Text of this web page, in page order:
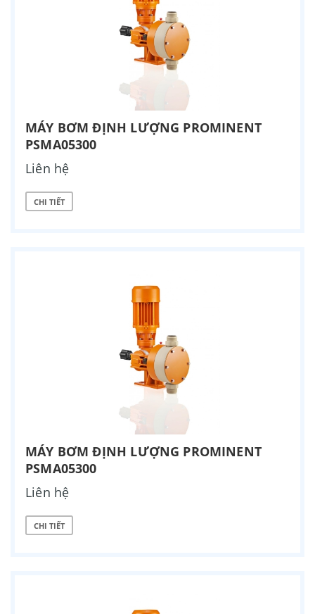
MÁY BƠM ĐỊNH LƯỢNG PROMINENT
PSMA05300
Liên hệ
CHI TIẾT
MÁY BƠM ĐỊNH LƯỢNG PROMINENT
PSMA05300
Liên hệ
CHI TIẾT